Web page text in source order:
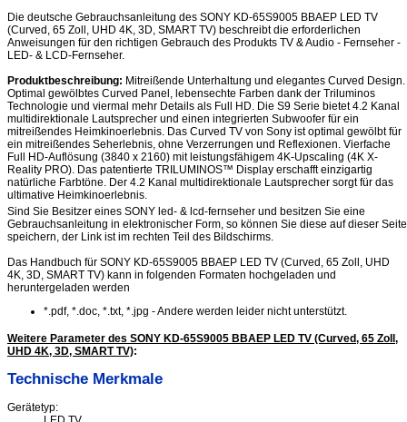
Die deutsche Gebrauchsanleitung des SONY KD-65S9005 BBAEP LED TV
(Curved, 65 Zoll, UHD 4K, 3D, SMART TV) beschreibt die erforderlichen
Anweisungen für den richtigen Gebrauch des Produkts TV & Audio - Fernseher -
LED- & LCD-Fernseher.
Produktbeschreibung: Mitreißende Unterhaltung und elegantes Curved Design.
Optimal gewölbtes Curved Panel, lebensechte Farben dank der Triluminos
Technologie und viermal mehr Details als Full HD. Die S9 Serie bietet 4.2 Kanal
multidirektionale Lautsprecher und einen integrierten Subwoofer für ein
mitreißendes Heimkinoerlebnis. Das Curved TV von Sony ist optimal gewölbt für
ein mitreißendes Seherlebnis, ohne Verzerrungen und Reflexionen. Vierfache
Full HD-Auflösung (3840 x 2160) mit leistungsfähigem 4K-Upscaling (4K X-
Reality PRO). Das patentierte TRILUMINOS™ Display erschafft einzigartig
natürliche Farbtöne. Der 4.2 Kanal multidirektionale Lautsprecher sorgt für das
ultimative Heimkinoerlebnis.
Sind Sie Besitzer eines SONY led- & lcd-fernseher und besitzen Sie eine
Gebrauchsanleitung in elektronischer Form, so können Sie diese auf dieser Seite
speichern, der Link ist im rechten Teil des Bildschirms.
Das Handbuch für SONY KD-65S9005 BBAEP LED TV (Curved, 65 Zoll, UHD
4K, 3D, SMART TV) kann in folgenden Formaten hochgeladen und
heruntergeladen werden
*.pdf, *.doc, *.txt, *.jpg - Andere werden leider nicht unterstützt.
Weitere Parameter des SONY KD-65S9005 BBAEP LED TV (Curved, 65 Zoll,
UHD 4K, 3D, SMART TV):
Technische Merkmale
Gerätetyp: